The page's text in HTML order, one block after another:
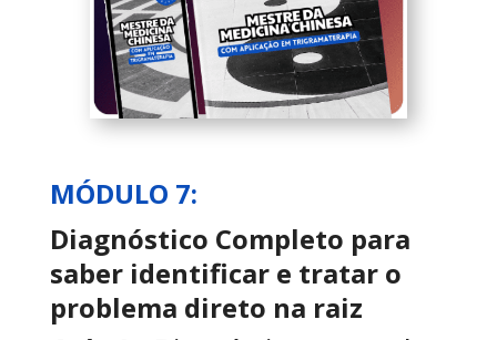
MÓDULO 7:
Diagnóstico Completo para
saber identificar e tratar o
problema direto na raiz